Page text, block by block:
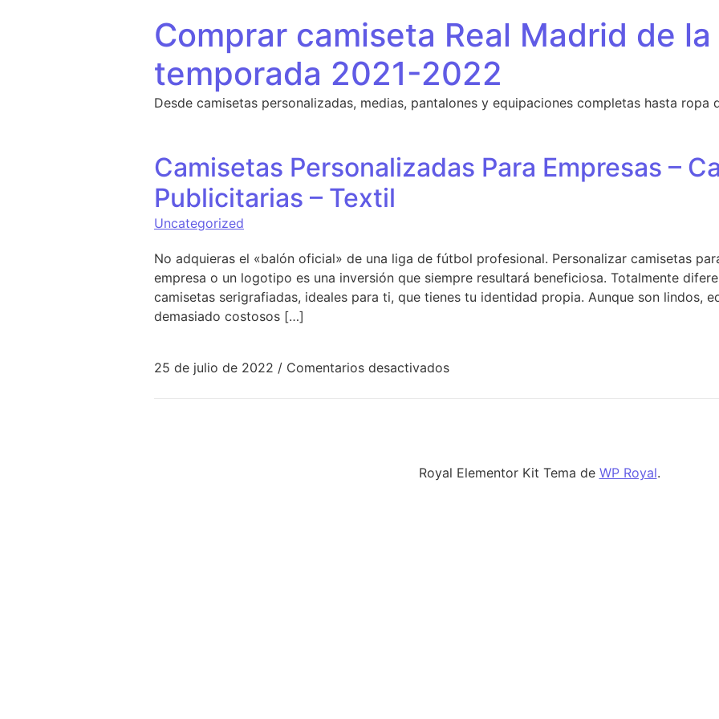
Comprar camiseta Real Madrid de la
temporada 2021-2022
Desde camisetas personalizadas, medias, pantalones y equipaciones completas hasta ropa
Camisetas Personalizadas Para Empresas –
Publicitarias – Textil
Uncategorized
No adquieras el «balón oficial» de una liga de fútbol profesional. Personalizar camisetas
empresa o un logotipo es una inversión que siempre resultará beneficiosa. Totalmente
camisetas serigrafiadas, ideales para ti, que tienes tu identidad propia. Aunque son lindos,
demasiado costosos […]
25 de julio de 2022 / Comentarios desactivadosen Camisetas Personalizadas Para
Royal Elementor Kit Tema de WP Royal.